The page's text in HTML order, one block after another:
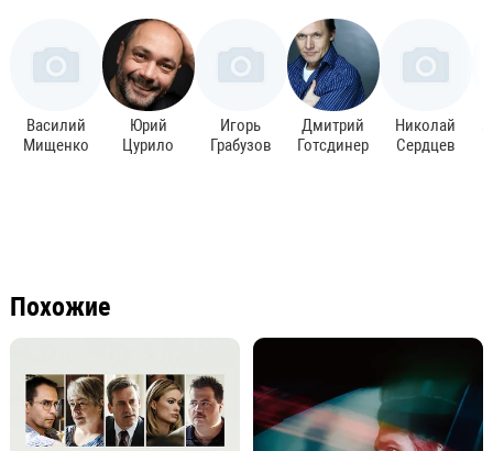
Василий
Мищенко
Юрий
Цурило
Игорь
Грабузов
Дмитрий
Готсдинер
Николай
Сердцев
Похожие